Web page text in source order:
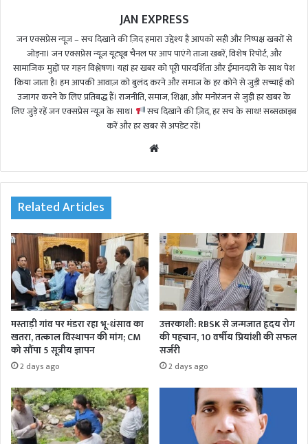
JAN EXPRESS
जन एक्सप्रेस न्यूज़ – सच दिखाने की ज़िद हमारा उद्देश्य है आपको सही और निष्पक्ष खबरों से
जोड़ना। जन एक्सप्रेस न्यूज़ यूट्यूब चैनल पर आप पाएंगे ताजा खबरें, विशेष रिपोर्ट, और
सामाजिक मुद्दों पर गहन विश्लेषण। यहां हर खबर को पूरी पारदर्शिता और ईमानदारी के साथ पेश
किया जाता है। हम आपकी आवाज़ को बुलंद करने और समाज के हर कोने से जुड़ी सच्चाई को
उजागर करने के लिए प्रतिबद्ध हैं। राजनीति, समाज, शिक्षा, और मनोरंजन से जुड़ी हर खबर के
लिए जुड़े रहें जन एक्सप्रेस न्यूज़ के साथ।
सच दिखाने की ज़िद, हर सच के साथ! सब्सक्राइब
करें और हर खबर से अपडेट रहें।
te
Related Articles
मस्ताड़ी गांव पर मंडरा रहा भू-धंसाव का
खतरा, तत्काल विस्थापन की मांग; CM
को सौंपा 5 सूत्रीय ज्ञापन
2 days ago
उत्तरकाशी: RBSK से जन्मजात हृदय रोग
की पहचान, 10 वर्षीय प्रियांशी की सफल
सर्जरी
2 days ago